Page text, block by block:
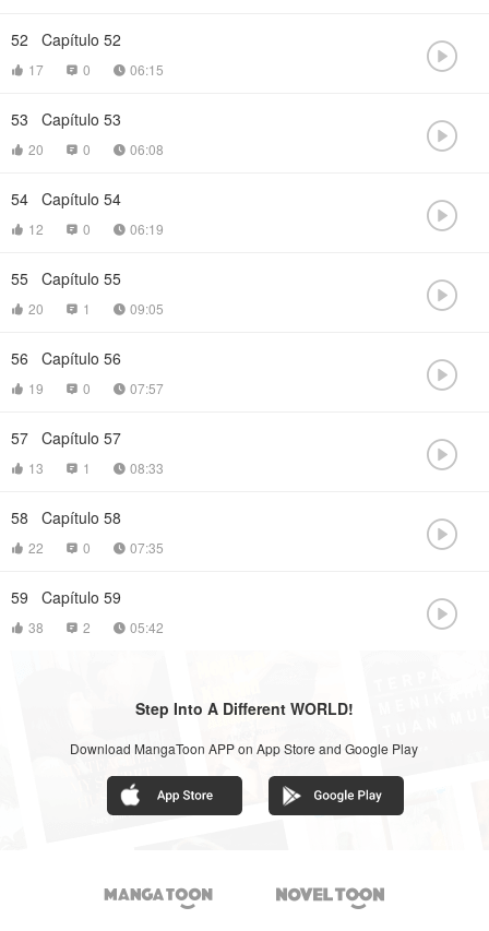
52 Capítulo 52
 17  0  06:15 
53 Capítulo 53
 20  0  06:08 
54 Capítulo 54
 12  0  06:19 
55 Capítulo 55
 20  1  09:05 
56 Capítulo 56
 19  0  07:57 
57 Capítulo 57
 13  1  08:33 
58 Capítulo 58
 22  0  07:35 
59 Capítulo 59
 38  2  05:42 
Step Into A Different WORLD!
Download MangaToon APP on App Store and Google Play
 